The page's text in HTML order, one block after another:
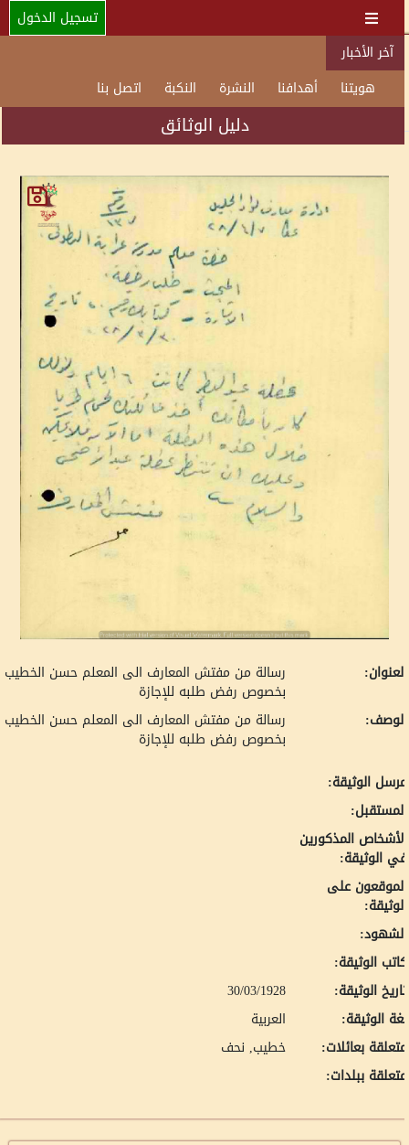
تسجيل الدخول
آخر الأخبار
هويتنا
أهدافنا النشرة النكبة اتصل بنا
دليل الوثائق
رسالة من مفتش المعارف الى المعلم حسن الخطيب
بخصوص رفض طلبه للإجازة
رسالة من مفتش المعارف الى المعلم حسن الخطيب
بخصوص رفض طلبه للإجازة
الوثيقة:
المذكورين
الوثيقة:
على
الوثيقة:
الوثيقة:
30/03/1928
الوثيقة:
العربية
بعائلات:
خطيب, نحف
ببلدات: